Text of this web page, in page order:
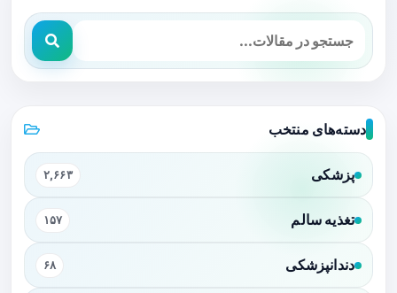
دسته‌های منتخب
پزشکی ۲,۶۶۳
تغذیه سالم ۱۵۷
دندانپزشکی ۶۸